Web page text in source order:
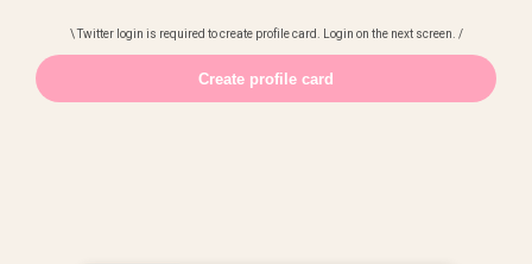
\ Twitter login is required to create profile card. Login on the next screen. /